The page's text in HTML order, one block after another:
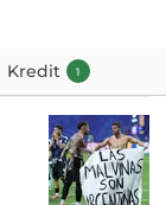
Kredit 1